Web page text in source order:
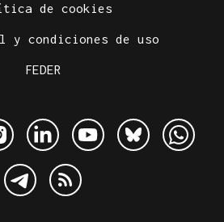
de cookies
y condiciones de uso
FEDER